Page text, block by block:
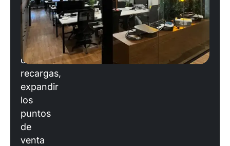
planea
ingresar
al
mercado
de
recargas,
expandir
los
puntos
de
venta